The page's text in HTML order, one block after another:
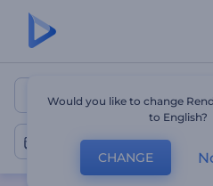
Découvrez
Inauguration
Would you like to change
to English?
CHANGE